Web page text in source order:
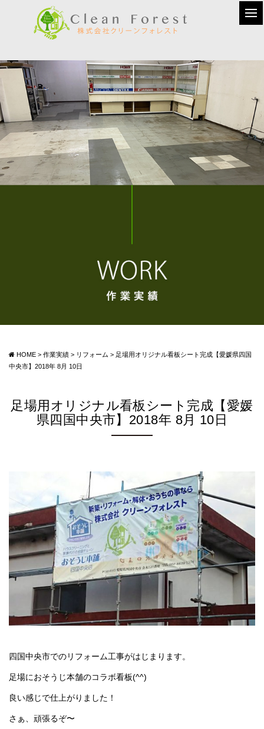
HOME > 作業実績 > リフォーム > 足場用オリジナル看板シート完成【愛媛県四国
中央市】2018年 8月 10日
足場用オリジナル看板シート完成【愛媛
県四国中央市】2018年 8月 10日
四国中央市でのリフォーム工事がはじまります。
足場におそうじ本舗のコラボ看板(^^)
良い感じで仕上がりました！
さぁ、頑張るぞ〜